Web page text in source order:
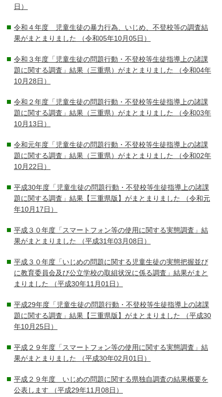
日）
令和４年度 児童生徒の暴力行為、いじめ、不登校等の調査結
果がまとまりました
（令和05年10月05日）
令和３年度「児童生徒の問題行動・不登校等生徒指導上の諸課
題に関する調査」結果（三重県）がまとまりました
（令和04年
10月28日）
令和２年度「児童生徒の問題行動・不登校等生徒指導上の諸課
題に関する調査」結果（三重県）がまとまりました
（令和03年
10月13日）
令和元年度「児童生徒の問題行動・不登校等生徒指導上の諸課
題に関する調査」結果（三重県）がまとまりました
（令和02年
10月22日）
平成30年度「児童生徒の問題行動・不登校等生徒指導上の諸課
題に関する調査」結果【三重県版】がまとまりました
（令和元
年10月17日）
平成３０年度「スマートフォン等の使用に関する実態調査」結
果がまとまりました
（平成31年03月08日）
平成３０年度「いじめの問題に関する児童生徒の実態把握並び
に教育委員会及び公立学校の取組状況に係る調査」結果がまと
まりました
（平成30年11月01日）
平成29年度「児童生徒の問題行動・不登校等生徒指導上の諸課
題に関する調査」結果【三重県版】がまとまりました
（平成30
年10月25日）
平成２９年度「スマートフォン等の使用に関する実態調査」結
果がまとまりました
（平成30年02月01日）
平成２９年度 いじめの問題に関する県独自調査の結果概要を
公表します （平成29年11月08日）